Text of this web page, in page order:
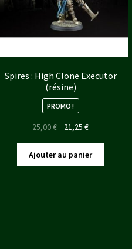
Spires : High Clone Executor
(résine)
PROMO !
25,00€
Le
initial
était :
21,25 €Le
actuel
est :
Ajouter au panier